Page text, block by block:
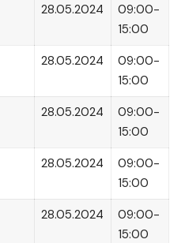
28.05.2024
09:00-
15:00
28.05.2024
09:00-
15:00
28.05.2024
09:00-
15:00
28.05.2024
09:00-
15:00
28.05.2024
09:00-
15:00